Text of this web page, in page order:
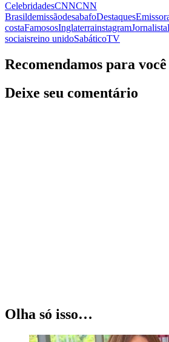
CelebridadesCNNCNN
BrasildemissãodesabafoDestaques
costaFamososInglaterrainstagramJornalista
sociaisreino unidoSabáticoTV
Recomendamos para você
Deixe seu comentário
Olha só isso…